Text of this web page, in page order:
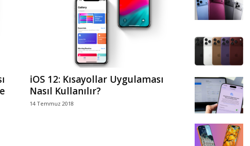
iOS 12: Kısayollar Uygulaması
Nasıl Kullanılır?
14 Temmuz 2018